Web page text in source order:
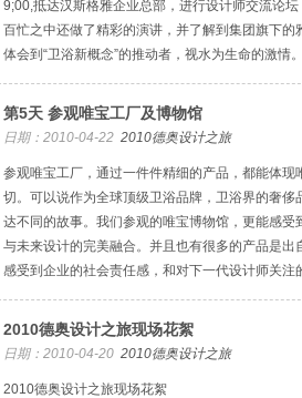
9;00,抵达汉斯格雅企业总部，进行设计师交流论
百忙之中还做了精彩的演讲，并了解到集团旗下的
体会到“卫浴新概念”的推动者，视水为生命的激情。
第5天 参观唯宝工厂及博物馆
日期：2010-04-22 2010德奥设计之旅
参观唯宝工厂，通过一件件精细的产品，都能体现
切。可以说作为全球顶级卫浴品牌，卫浴界的奢侈
达不同的故事。我们参观的唯宝博物馆，更能感受
与未来设计的完美融合。并且也有很多的产品是出
感受到企业的社会责任感，和对下一代设计师关注
2010德奥设计之旅现场花絮
日期：2010-04-20 2010德奥设计之旅
2010德奥设计之旅现场花絮